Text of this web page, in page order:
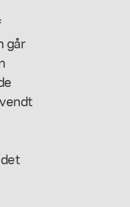
går